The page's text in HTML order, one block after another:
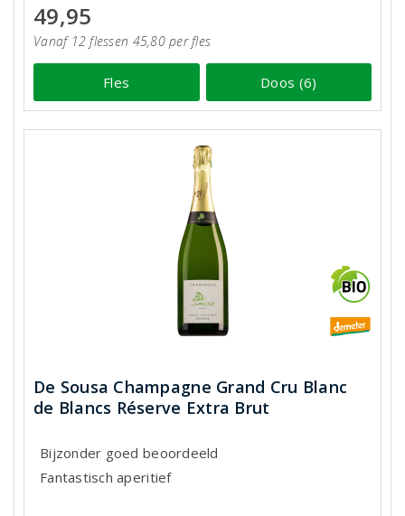
49,95
Vanaf 12 flessen 45,80 per fles
Fles Doos (6)
De Sousa Champagne Grand Cru Blanc
de Blancs Réserve Extra Brut
Bijzonder goed beoordeeld
Fantastisch aperitief